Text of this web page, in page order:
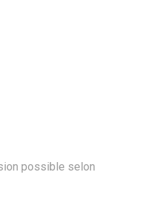
possible selon